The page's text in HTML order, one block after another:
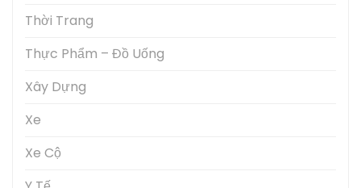
Thời Trang
Thực Phẩm – Đồ Uống
Xây Dựng
Xe
Xe Cộ